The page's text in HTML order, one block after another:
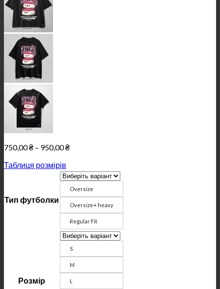
750,00₴ – 950,00₴Price
through
950,00 ₴
Таблиця розмірів
Тип футболки
Oversize
Oversize+ heavy
Regular Fit
Розмір
S
M
L